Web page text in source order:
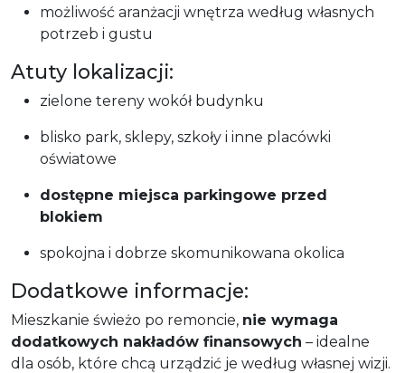
możliwość aranżacji wnętrza według własnych
potrzeb i gustu
Atuty lokalizacji:
zielone tereny wokół budynku
blisko park, sklepy, szkoły i inne placówki
oświatowe
dostępne miejsca parkingowe przed
blokiem
spokojna i dobrze skomunikowana okolica
Dodatkowe informacje:
Mieszkanie świeżo po remoncie, nie wymaga
dodatkowych nakładów finansowych – idealne
dla osób, które chcą urządzić je według własnej wizji.